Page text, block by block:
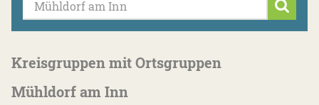
Kreisgruppen mit Ortsgruppen
Mühldorf am Inn